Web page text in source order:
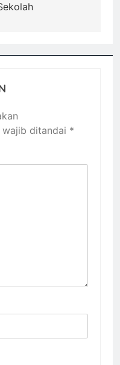
wajib ditandai *